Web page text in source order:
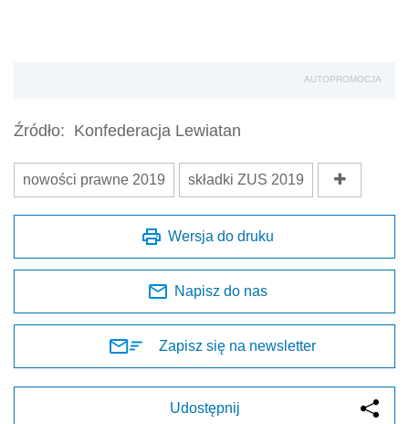
AUTOPROMOCJA
Źródło: Konfederacja Lewiatan
nowości prawne 2019 składki ZUS 2019
Wersja do druku
Napisz do nas
Zapisz się na newsletter
Udostępnij